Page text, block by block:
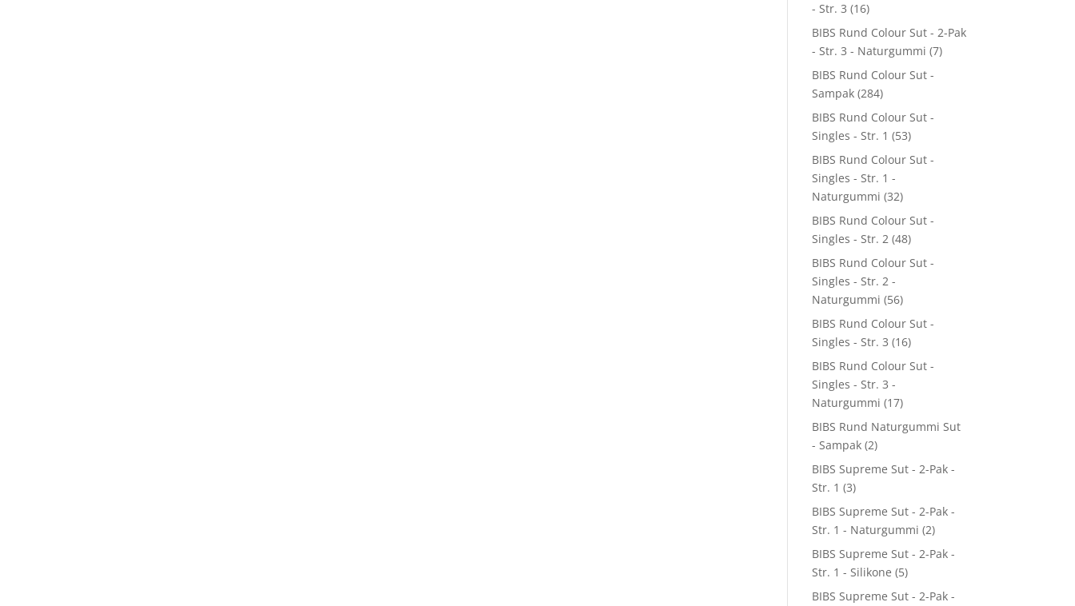
- Str. 3 (16)
BIBS Rund Colour Sut - 2-Pak
- Str. 3 - Naturgummi (7)
BIBS Rund Colour Sut -
Sampak (284)
BIBS Rund Colour Sut -
Singles - Str. 1 (53)
BIBS Rund Colour Sut -
Singles - Str. 1 -
Naturgummi (32)
BIBS Rund Colour Sut -
Singles - Str. 2 (48)
BIBS Rund Colour Sut -
Singles - Str. 2 -
Naturgummi (56)
BIBS Rund Colour Sut -
Singles - Str. 3 (16)
BIBS Rund Colour Sut -
Singles - Str. 3 -
Naturgummi (17)
BIBS Rund Naturgummi Sut
- Sampak (2)
BIBS Supreme Sut - 2-Pak -
Str. 1 (3)
BIBS Supreme Sut - 2-Pak -
Str. 1 - Naturgummi (2)
BIBS Supreme Sut - 2-Pak -
Str. 1 - Silikone (5)
BIBS Supreme Sut - 2-Pak -